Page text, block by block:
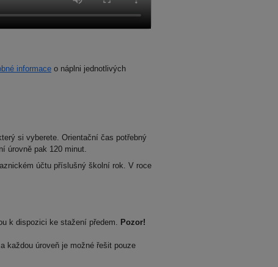
informace o náplni jednotlivých
si vyberete. Orientační čas potřebný
úrovně pak 120 minut.
účtu příslušný školní rok. V roce
k dispozici ke stažení předem.
Pozor!
každou úroveň je možné řešit pouze